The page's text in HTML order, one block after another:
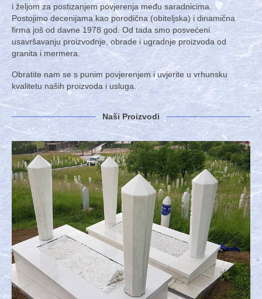
i željom za postizanjem povjerenja među saradnicima.
Postojimo decenijama kao porodična (obiteljska) i dinamična
firma još od davne 1978 god. Od tada smo posvećeni
usavršavanju proizvodnje, obrade i ugradnje proizvoda od
granita i mermera.
Obratite nam se s punim povjerenjem i uvjerite u vrhunsku
kvalitetu naših proizvoda i usluga.
Naši Proizvodi